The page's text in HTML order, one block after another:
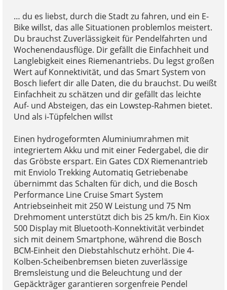
… du es liebst, durch die Stadt zu fahren, und ein E-
Bike willst, das alle Situationen problemlos meistert.
Du brauchst Zuverlässigkeit für Pendelfahrten und
Wochenendausflüge. Dir gefällt die Einfachheit und
Langlebigkeit eines Riemenantriebs. Du legst großen
Wert auf Konnektivität, und das Smart System von
Bosch liefert dir alle Daten, die du brauchst. Du weißt
Einfachheit zu schätzen und dir gefällt das leichte
Auf- und Absteigen, das ein Lowstep-Rahmen bietet.
Und als i-Tüpfelchen willst
Einen hydrogeformten Aluminiumrahmen mit
integriertem Akku und mit einer Federgabel, die dir
das Gröbste erspart. Ein Gates CDX Riemenantrieb
mit Enviolo Trekking Automatiq Getriebenabe
übernimmt das Schalten für dich, und die Bosch
Performance Line Cruise Smart System
Antriebseinheit mit 250 W Leistung und 75 Nm
Drehmoment unterstützt dich bis 25 km/h. Ein Kiox
500 Display mit Bluetooth-Konnektivität verbindet
sich mit deinem Smartphone, während die Bosch
BCM-Einheit den Diebstahlschutz erhöht. Die 4-
Kolben-Scheibenbremsen bieten zuverlässige
Bremsleistung und die Beleuchtung und der
Gepäckträger garantieren sorgenfreie Pendel